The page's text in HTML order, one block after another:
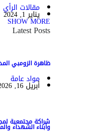
مقالات الرأي
يناير 1, 2024
SHOW MORE
Latest Posts
ظاهرة الزومبي
مواد عامة
أبريل 16, 2026
شراكة مجتمعية
وأبناء الشهداء